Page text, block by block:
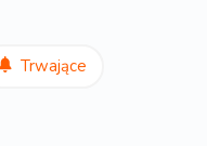
Trwające